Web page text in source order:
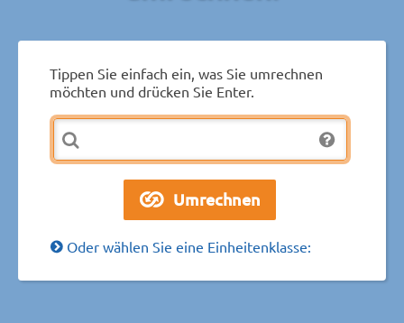
Tippen Sie einfach ein, was Sie umrechnen
möchten und drücken Sie Enter.
Oder wählen Sie eine Einheitenklasse: